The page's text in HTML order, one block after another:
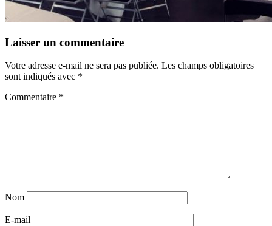
Laisser un commentaire
Votre adresse e-mail ne sera pas publiée. Les champs obligatoires
sont indiqués avec *
Commentaire *
Nom
E-mail